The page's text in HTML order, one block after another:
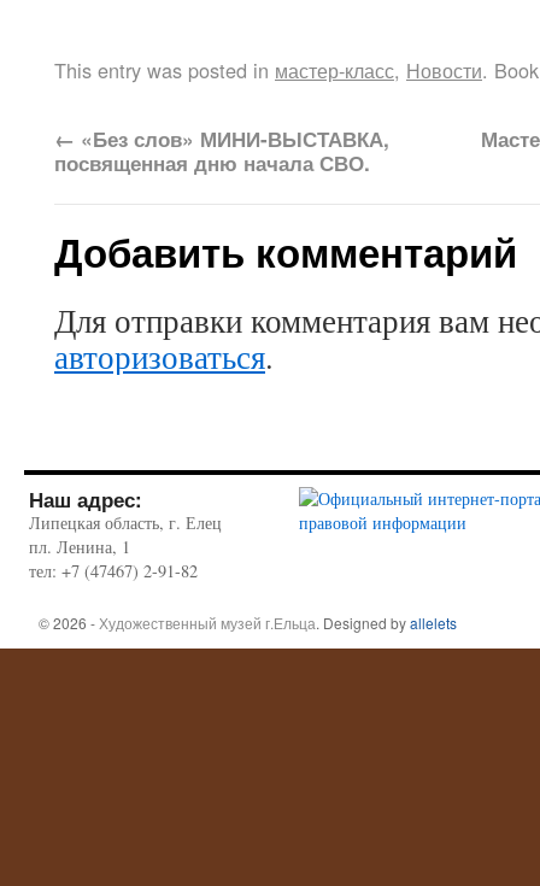
This entry was posted in мастер-класс, Новости.
← «Без слов» МИНИ-ВЫСТАВКА,
посвященная дню начала СВО.
Добавить комментарий
Для отправки комментария вам
авторизоваться.
Наш адрес:
Липецкая область, г. Елец
пл. Ленина, 1
тел: +7 (47467) 2-91-82
© 2026 - Художественный музей г.Ельца. Designed byallelets